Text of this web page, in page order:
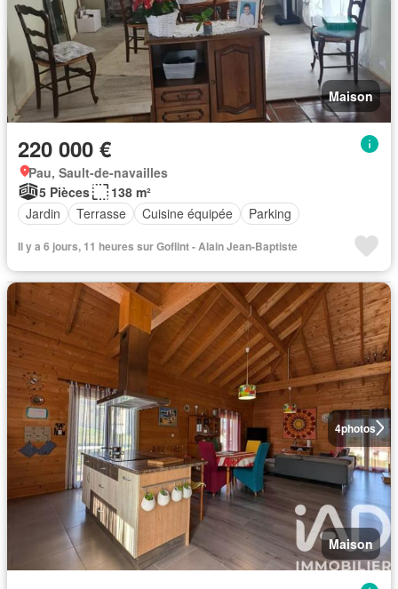
Maison
220 000 €
Pau, Sault-de-navailles
5 Pièces
138 m²
Jardin
Terrasse Cuisine équipée Parking
Il y a 6 jours, 11 heures sur Goflint - Alain Jean-Baptiste
4photos
Maison